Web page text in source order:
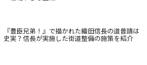
『豊臣兄弟！』で描かれた織田信長の道普請は
史実？信長が実施した街道整備の施策を紹介